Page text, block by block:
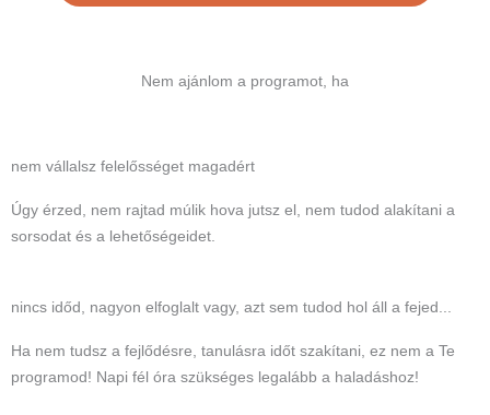
Nem ajánlom a programot, ha
nem vállalsz felelősséget magadért
Úgy érzed, nem rajtad múlik hova jutsz el, nem tudod alakítani a
sorsodat és a lehetőségeidet.
nincs időd, nagyon elfoglalt vagy, azt sem tudod hol áll a fejed...
Ha nem tudsz a fejlődésre, tanulásra időt szakítani, ez nem a Te
programod! Napi fél óra szükséges legalább a haladáshoz!